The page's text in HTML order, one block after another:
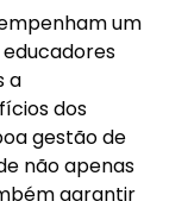
um
a
dos
gestão de
não apenas
garantir